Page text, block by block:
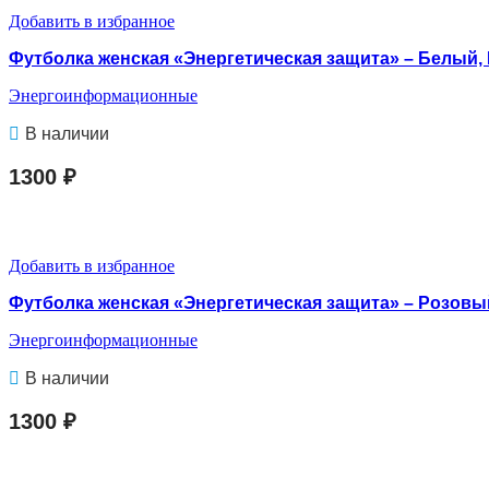
Добавить в избранное
Футболка женская «Энергетическая защита» – Белый,
Энергоинформационные
В наличии
1300 ₽
Добавить в избранное
Футболка женская «Энергетическая защита» –
Энергоинформационные
В наличии
1300 ₽